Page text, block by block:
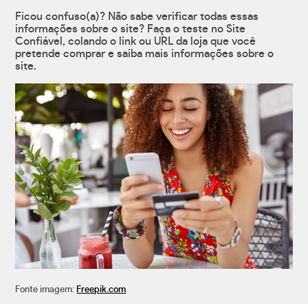
Ficou confuso(a)? Não sabe verificar todas essas
informações sobre o site? Faça o teste no Site
Confiável, colando o link ou URL da loja que você
pretende comprar e saiba mais informações sobre o
site.
Fonte imagem: Freepik.com